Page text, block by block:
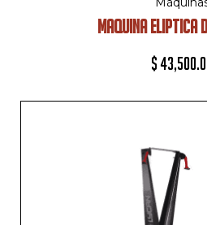
MAQUINA ELIPTICA
$